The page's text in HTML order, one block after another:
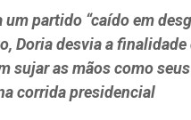
partido “caído em
Doria desvia a finalidade
sujar as mãos como
corrida presidencial